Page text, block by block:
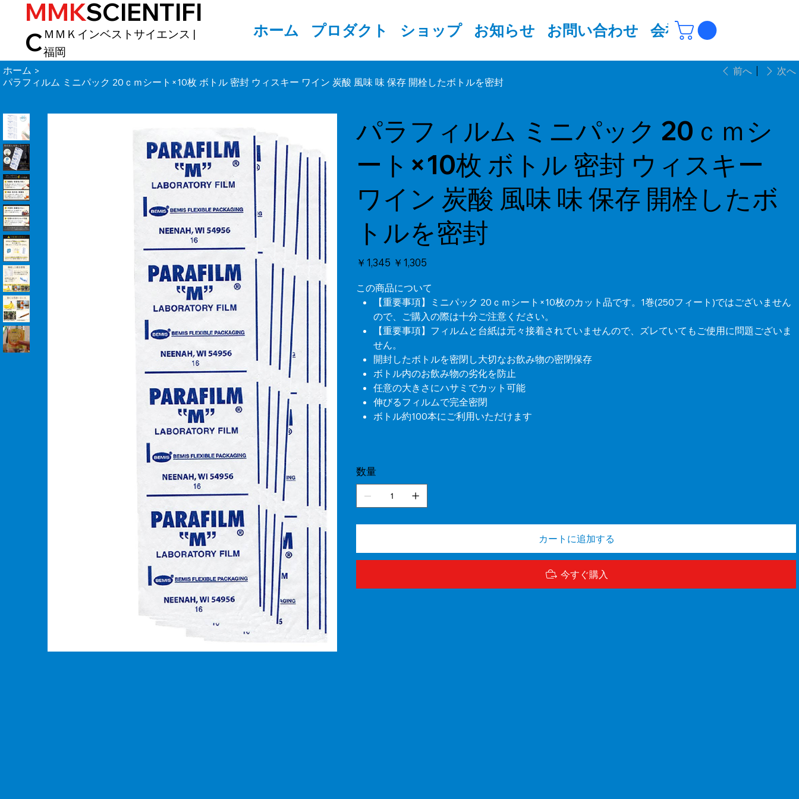
MMKSCIENTIFI
C ＭＭＫインベストサイエンス | ​
福岡
ホーム プロダクト ショップ お知らせ お問い合わせ 会社概要
ホーム >
パラフィルム ミニパック 20ｃｍシート×10枚 ボトル 密封 ウィスキー ワイン 炭酸 風味 味 保存 開栓したボトルを密封
前へ 次へ
パラフィルム ミニパック 20ｃｍシ
ート×10枚 ボトル 密封 ウィスキー
ワイン 炭酸 風味 味 保存 開栓したボ
トルを密封
元
の
格
￥1,345
セ
ー
価
格
￥1,305
この商品について
【重要事項】ミニパック 20ｃｍシート×10枚のカット品です。1巻(250フィート)ではございません
ので、ご購入の際は十分ご注意ください。
【重要事項】フィルムと台紙は元々接着されていませんので、ズレていてもご使用に問題ございま
せん。
開封したボトルを密閉し大切なお飲み物の密閉保存
ボトル内のお飲み物の劣化を防止
任意の大きさにハサミでカット可能
伸びるフィルムで完全密閉
ボトル約100本にご利用いただけます
数量
カートに追加する
今すぐ購入